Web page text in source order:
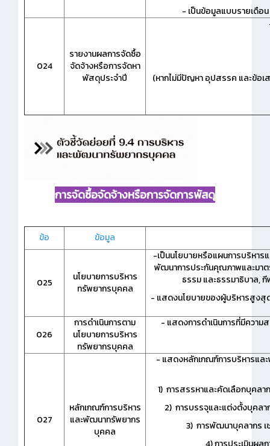
- เป็นข้อมูลแบบรายเดือ
024
รายงานผลการจัดซื้อ
จัดจ้างหรือการจัดหา
พัสดุประจำปี
(หากไม่มีปัญหา อุปสรรค และข้อเ
การจัดซื้อจัดจ้างหรือการจัดการพัสดุ
ข้อ ข้อมูล
025
นโยบายการบริหาร
ทรัพยากรบุคคล
-เป็นนโยบายหรือแผนการบริหา
พัฒนาการประกันคุณภาพและมา
ธรรม และธรรมาธิบาล,
- แสดงนโยบายของผู้บริหารสูงสุ
026
การดำเนินการตาม
นโยบายการบริหาร
ทรัพยากรบุคคล
- แสดงการดำเนินการที่มีความ
027
หลักเกณฑ์การบริหาร
และพัฒนาทรัพยากร
บุคคล
- แสดงหลักเกณฑ์การบริหารแ
1) การสรรหาและคัดเลือกบุคลา
2) การบรรจุและแต่งตั้งบุคลา
3) การพัฒนาบุคลากร เ